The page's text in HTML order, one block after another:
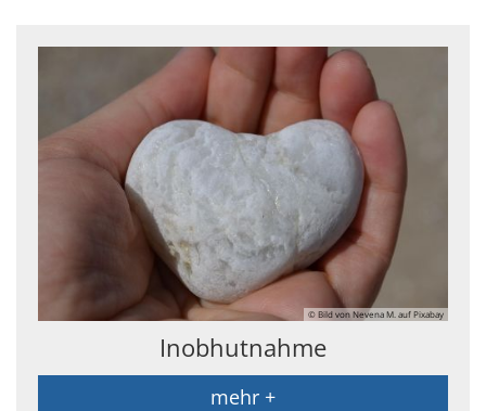
© Bild von Nevena M. auf Pixabay
Inobhutnahme
mehr +